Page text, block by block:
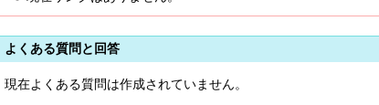
よくある質問と回答
現在よくある質問は作成されていません。